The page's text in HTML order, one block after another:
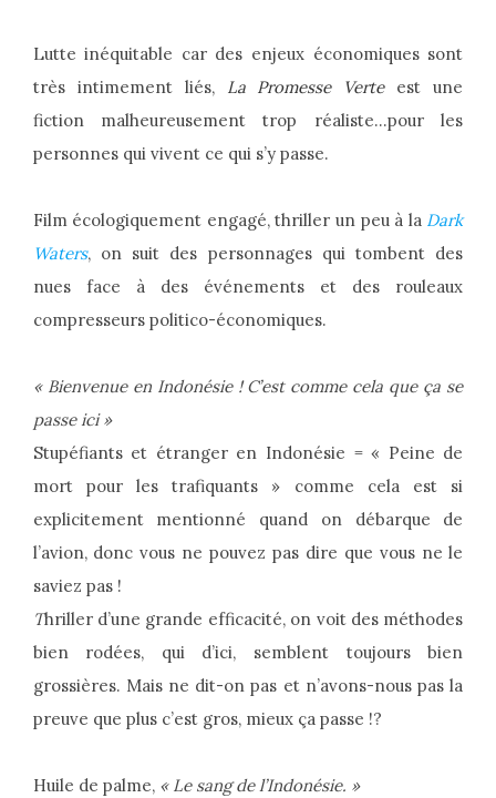
Lutte inéquitable car des enjeux économiques sont
très intimement liés, La Promesse Verteest une
fiction malheureusement trop réaliste…pour les
personnes qui vivent ce qui s’y passe.
Film écologiquement engagé, thriller un peu à la Dark
Waters, on suit des personnages qui tombent des
nues face à des événements et des rouleaux
compresseurs politico-économiques.
« Bienvenue en Indonésie ! C’est comme cela que ça se
passe ici »
Stupéfiants et étranger en Indonésie = « Peine de
mort pour les trafiquants » comme cela est si
explicitement mentionné quand on débarque de
l’avion, donc vous ne pouvez pas dire que vous ne le
saviez pas !
Thriller d’une grande efficacité, on voit des méthodes
bien rodées, qui d’ici, semblent ‎toujours bien
grossières. Mais ne dit-on pas et n’avons-nous pas la
preuve que plus c’est gros, mieux ça passe !?
Huile de palme, « Le sang de l’Indonésie. »